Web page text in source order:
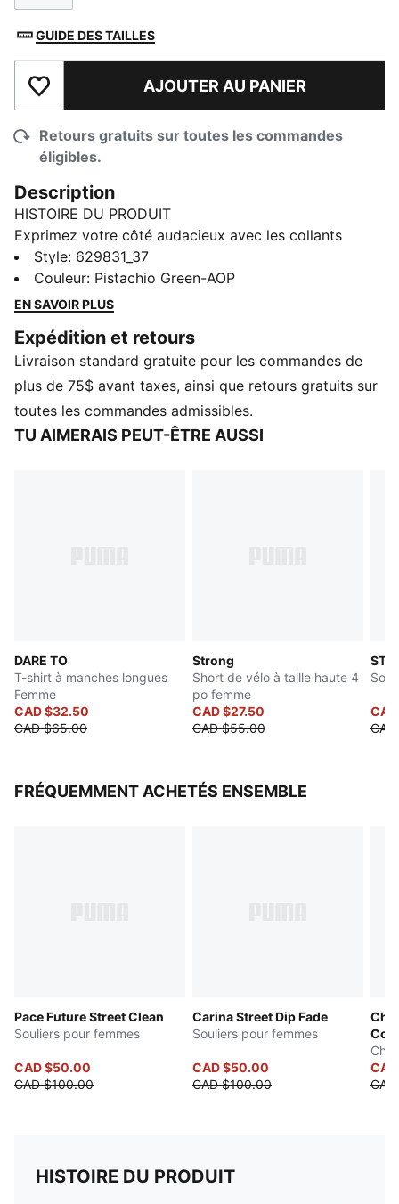
GUIDE DES TAILLES
Ajouter à la liste de souhaits
AJOUTER AU PANIER
Retours gratuits sur toutes les commandes
éligibles.
Description
HISTOIRE DU PRODUIT
Exprimez votre côté audacieux avec les collants
imprimés sur l’ensemble de PUMA. Ils sont dotés d’une
ceinture élastique pour un ajustement sûr et d’un logo
brillant pour une touche de style. Ils sont parfaits pour
confiance.
CARACTÉRISTIQUES ET AVANTAGES
Contient au moins 50 % de matière recyclée
DÉTAILS
Coupe serrée
Style: 629831_37
Couleur: Pistachio Green-AOP
EN SAVOIR PLUS
Expédition et retours
Livraison standard gratuite pour les commandes de
plus de 75$ avant taxes, ainsi que retours gratuits sur
toutes les commandes admissibles.
TU AIMERAIS PEUT-ÊTRE AUSSI
DARE TO
T-shirt à manches longues
Femme
CAD $32.50
CAD $65.00
Strong
Short de vélo à taille haute 4
po femme
CAD $27.50
CAD $55.00
FRÉQUEMMENT ACHETÉS ENSEMBLE
Pace Future Street Clean
Souliers pour femmes
CAD $50.00
CAD $100.00
Carina Street Dip Fade
Souliers pour femmes
CAD $50.00
CAD $100.00
HISTOIRE DU PRODUIT